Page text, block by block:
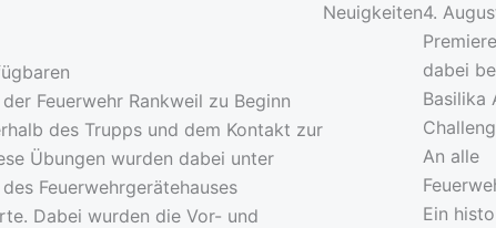
Feuerwehr Rankweil zu Beginn
des Trupps und dem Kontakt zur
Übungen wurden dabei unter
Feuerwehrgerätehauses
Dabei wurden die Vor- und
Neuigkeiten4.
dabei
Basilika
An alle
Ein